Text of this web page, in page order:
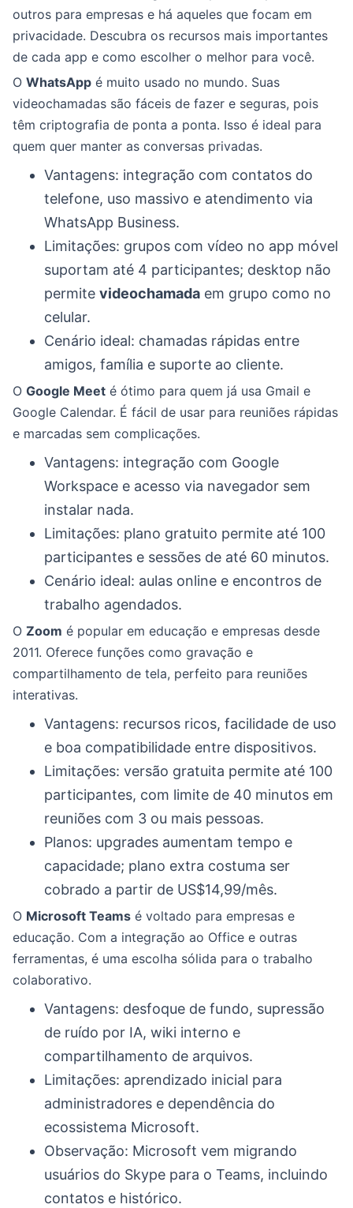
outros para empresas e há aqueles que focam em
privacidade. Descubra os recursos mais importantes
de cada app e como escolher o melhor para você.
O WhatsApp é muito usado no mundo. Suas
videochamadas são fáceis de fazer e seguras, pois
têm criptografia de ponta a ponta. Isso é ideal para
quem quer manter as conversas privadas.
Vantagens: integração com contatos do
telefone, uso massivo e atendimento via
WhatsApp Business.
Limitações: grupos com vídeo no app móvel
suportam até 4 participantes; desktop não
permite videochamada em grupo como no
celular.
Cenário ideal: chamadas rápidas entre
amigos, família e suporte ao cliente.
O Google Meet é ótimo para quem já usa Gmail e
Google Calendar. É fácil de usar para reuniões rápidas
e marcadas sem complicações.
Vantagens: integração com Google
Workspace e acesso via navegador sem
instalar nada.
Limitações: plano gratuito permite até 100
participantes e sessões de até 60 minutos.
Cenário ideal: aulas online e encontros de
trabalho agendados.
O Zoom é popular em educação e empresas desde
2011. Oferece funções como gravação e
compartilhamento de tela, perfeito para reuniões
interativas.
Vantagens: recursos ricos, facilidade de uso
e boa compatibilidade entre dispositivos.
Limitações: versão gratuita permite até 100
participantes, com limite de 40 minutos em
reuniões com 3 ou mais pessoas.
Planos: upgrades aumentam tempo e
capacidade; plano extra costuma ser
cobrado a partir de US$14,99/mês.
O Microsoft Teams é voltado para empresas e
educação. Com a integração ao Office e outras
ferramentas, é uma escolha sólida para o trabalho
colaborativo.
Vantagens: desfoque de fundo, supressão
de ruído por IA, wiki interno e
compartilhamento de arquivos.
Limitações: aprendizado inicial para
administradores e dependência do
ecossistema Microsoft.
Observação: Microsoft vem migrando
usuários do Skype para o Teams, incluindo
contatos e histórico.